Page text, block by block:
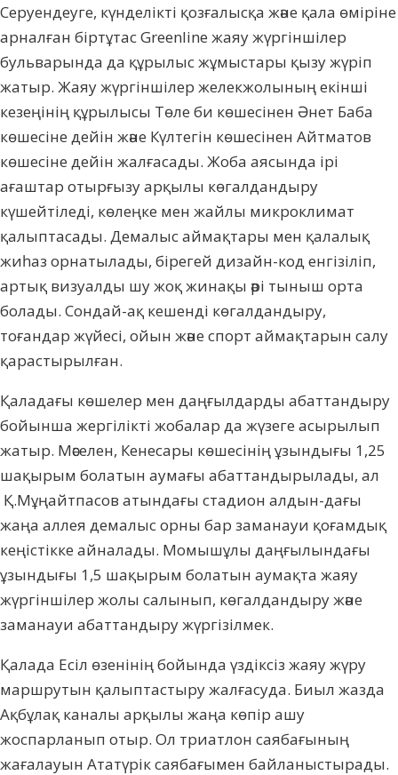
Серуендеуге, күнделікті қозғалысқа және қа­ла өміріне
арналған біртұтас Greenline жаяу жүргіншілер
бульварында да құрылыс жұ­мыстары қызу жүріп
жатыр. Жаяу жүр­гіншілер желекжолының екінші
кезеңінің құрылысы Төле би көшесінен Әнет Баба
көшесіне дейін және Күлтегін көшесінен Айтматов
көшесіне дейін жалғасады. Жоба ая­сында ірі
ағаштар отырғызу арқылы көгал­дандыру
күшейтіледі, көлеңке мен жайлы мик­роклимат
қалыптасады. Демалыс аймақ­тары мен қалалық
жиһаз орнатылады, біре­гей дизайн-код енгізіліп,
артық визуалды шу жоқ жинақы әрі тыныш орта
болады. Сон­дай-ақ кешенді көгалдандыру,
тоғандар жүйе­сі, ойын және спорт аймақтарын салу
қарас­тырылған.
Қаладағы көшелер мен даңғылдарды абат­тандыру
бойынша жергілікті жобалар да жүзеге асырылып
жатыр. Мәселен, Кене­сары көшесінің ұзындығы 1,25
шақырым болатын аумағы абаттандырылады, ал
Қ.Мұңайтпасов атындағы стадион алдын-дағы
жаңа аллея демалыс орны бар заманауи қо­ғам­дық
кеңістікке айналады. Момышұлы даң­ғылындағы
ұзындығы 1,5 шақырым бо­ла­тын аумақта жаяу
жүргіншілер жолы са­лы­нып, көгалдандыру және
заманауи абат­тандыру жүргізілмек.
Қалада Есіл өзенінің бойында үздіксіз жаяу жүру
маршрутын қалыптастыру жал­ғасуда. Биыл жазда
Ақбұлақ каналы арқылы жаңа көпір ашу
жоспарланып отыр. Ол триат­лон саябағының
жағалауын Ататүрік саябағымен байланыстырады.